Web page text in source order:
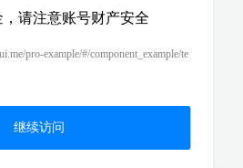
请注意账号财产安全
pro-example/#/component_example/te
继续访问